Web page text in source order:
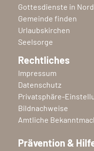
Gottesdienste in
Gemeinde finden
Urlaubskirchen
Seelsorge
Rechtliches
Impressum
Datenschutz
Privatsphäre-
Bildnachweise
Amtliche
Prävention &